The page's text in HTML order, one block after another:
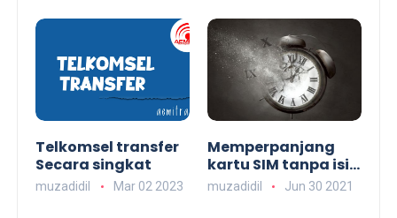
Telkomsel transfer
Secara singkat
muzadidil Mar 02 2023
Memperpanjang
kartu SIM tanpa isi
ulang pulsa
muzadidil Jun 30 2021